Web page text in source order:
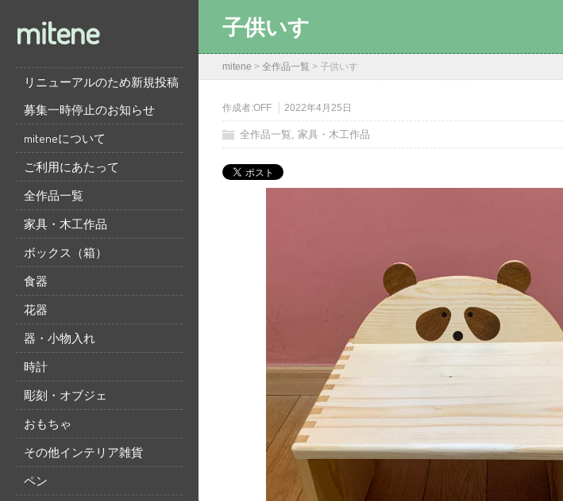
mitene
リニューアルのため新規投稿
募集一時停止のお知らせ
miteneについて
ご利用にあたって
全作品一覧
家具・木工作品
ボックス（箱）
食器
花器
器・小物入れ
時計
彫刻・オブジェ
おもちゃ
その他インテリア雑貨
ペン
子供いす
mitene > 全作品一覧 > 子供いす
作成者:OFF 2022年4月25日
全作品一覧, 家具・木工作品